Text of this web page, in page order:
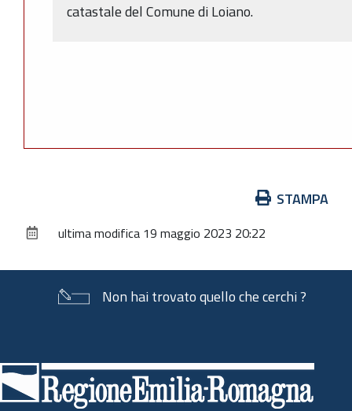
catastale del Comune di Loiano.
documento
STAMPA
ultima modifica 19 maggio 2023 20:22
Non hai trovato quello che cerchi ?
di
pagina